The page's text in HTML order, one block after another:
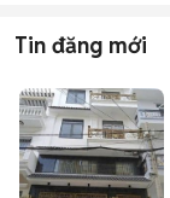
Tin đăng mới